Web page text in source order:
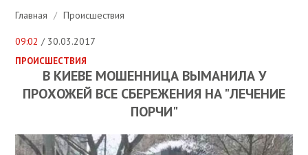
Главная / Происшествия
09:02 / 30.03.2017
ПРОИСШЕСТВИЯ
В КИЕВЕ МОШЕННИЦА ВЫМАНИЛА У
ПРОХОЖЕЙ ВСЕ СБЕРЕЖЕНИЯ НА "ЛЕЧЕНИЕ
ПОРЧИ"